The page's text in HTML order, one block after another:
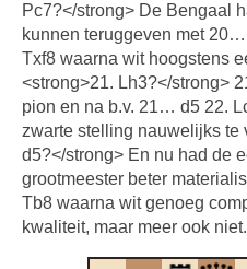
Pc7?</strong> De Bengaal
kunnen teruggeven met
Txf8 waarna wit hoogstens
<strong>21. Lh3?</strong>
pion en na b.v. 21… d5 22.
zwarte stelling nauwelijks
d5?</strong> En nu had de
grootmeester beter
Tb8 waarna wit genoeg
kwaliteit, maar meer ook niet.